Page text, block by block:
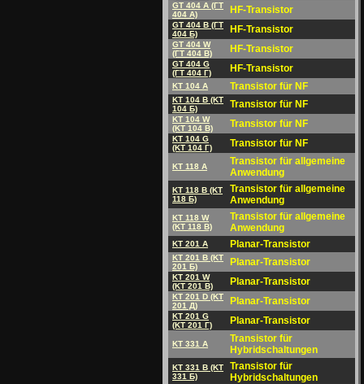
GT 404 A (ГT
404 A)
HF-Transistor
GT 404 B (ГT
404 Б)
HF-Transistor
GT 404 W
(ГT 404 B)
HF-Transistor
GT 404 G
(ГT 404 Г)
HF-Transistor
KT 104 A Transistor für NF
KT 104 B (KT
104 Б)
Transistor für NF
KT 104 W
(KT 104 B)
Transistor für NF
KT 104 G
(KT 104 Г)
Transistor für NF
KT 118 A
Transistor für allgemeine
Anwendung
KT 118 B (KT
118 Б)
Transistor für allgemeine
Anwendung
KT 118 W
(KT 118 B)
Transistor für allgemeine
Anwendung
KT 201 A Planar-Transistor
KT 201 B (KT
201 Б)
Planar-Transistor
KT 201 W
(KT 201 B)
Planar-Transistor
KT 201 D (KT
201 Д)
Planar-Transistor
KT 201 G
(KT 201 Г)
Planar-Transistor
KT 331 A
Transistor für
Hybridschaltungen
KT 331 B (KT
331 Б)
Transistor für
Hybridschaltungen